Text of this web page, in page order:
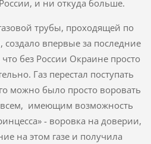
и ни откуда больше.
трубы, проходящей по
впервые за последние
без России Окраине просто
Газ перестал поступать
можно было просто воровать
имеющим возможность
- воровка на доверии,
на этом газе и получила